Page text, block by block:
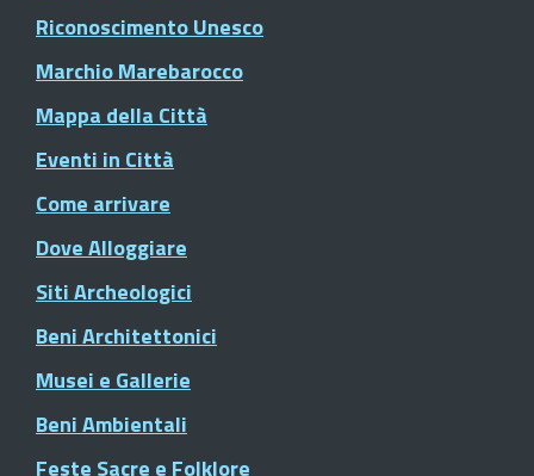
Riconoscimento Unesco
Marchio Marebarocco
Mappa della Città
Eventi in Città
Come arrivare
Dove Alloggiare
Siti Archeologici
Beni Architettonici
Musei e Gallerie
Beni Ambientali
Feste Sacre e Folklore